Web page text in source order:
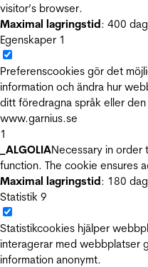
visitor’s browser.
Maximal lagringstid: 400
Egenskaper 1
Preferenscookies gör det
information och ändra hur
ditt föredragna språk eller
www.garnius.se
1
_ALGOLIANecessary in order
function. The cookie ensures
Maximal lagringstid: 180
Statistik 9
Statistikcookies hjälper
interagerar med webbplatser
information anonymt.